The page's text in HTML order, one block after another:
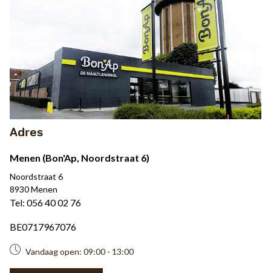
Adres
Menen (Bon'Ap, Noordstraat 6)
Noordstraat 6
8930 Menen
Tel: 056 40 02 76
BE0717967076
Vandaag open: 09:00 - 13:00